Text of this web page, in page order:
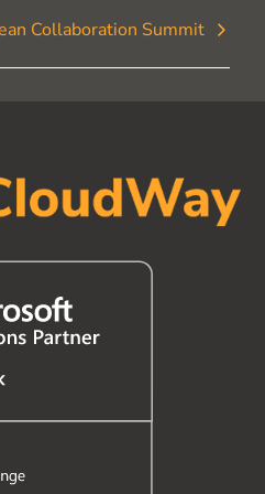
Collaboration Summit